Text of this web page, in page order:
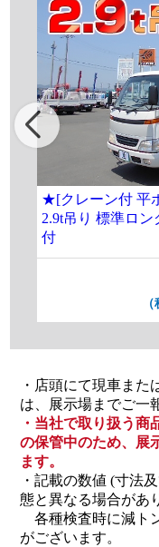
★[クレーン付 平
2.9t吊り 標準ロン
付
・店頭にて現車また
は、展示場までご一
・当社で取り扱う
の保管中のため、展
ます。
・記載の数値 (寸法
態と異なる場合があ
各種検査時に減ト
がございます。